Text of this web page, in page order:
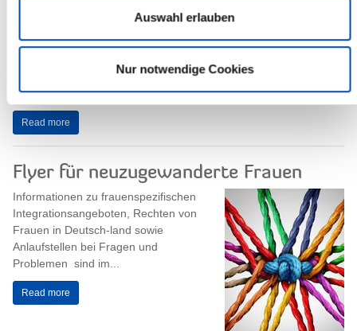
Auswahl erlauben
Nur notwendige Cookies
Geflügelpest bei Wildvogel in Wacken
einem verendeten Wildvogel amtlich festgestellt worden. Zur
Eindämmung der Tierseuche...
Read more
Flyer für neuzugewanderte Frauen
Informationen zu frauenspezifischen
Integrationsangeboten, Rechten von
Frauen in Deutsch-land sowie
Anlaufstellen bei Fragen und
Problemen sind im...
Read more